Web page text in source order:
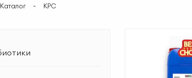
Каталог КРС